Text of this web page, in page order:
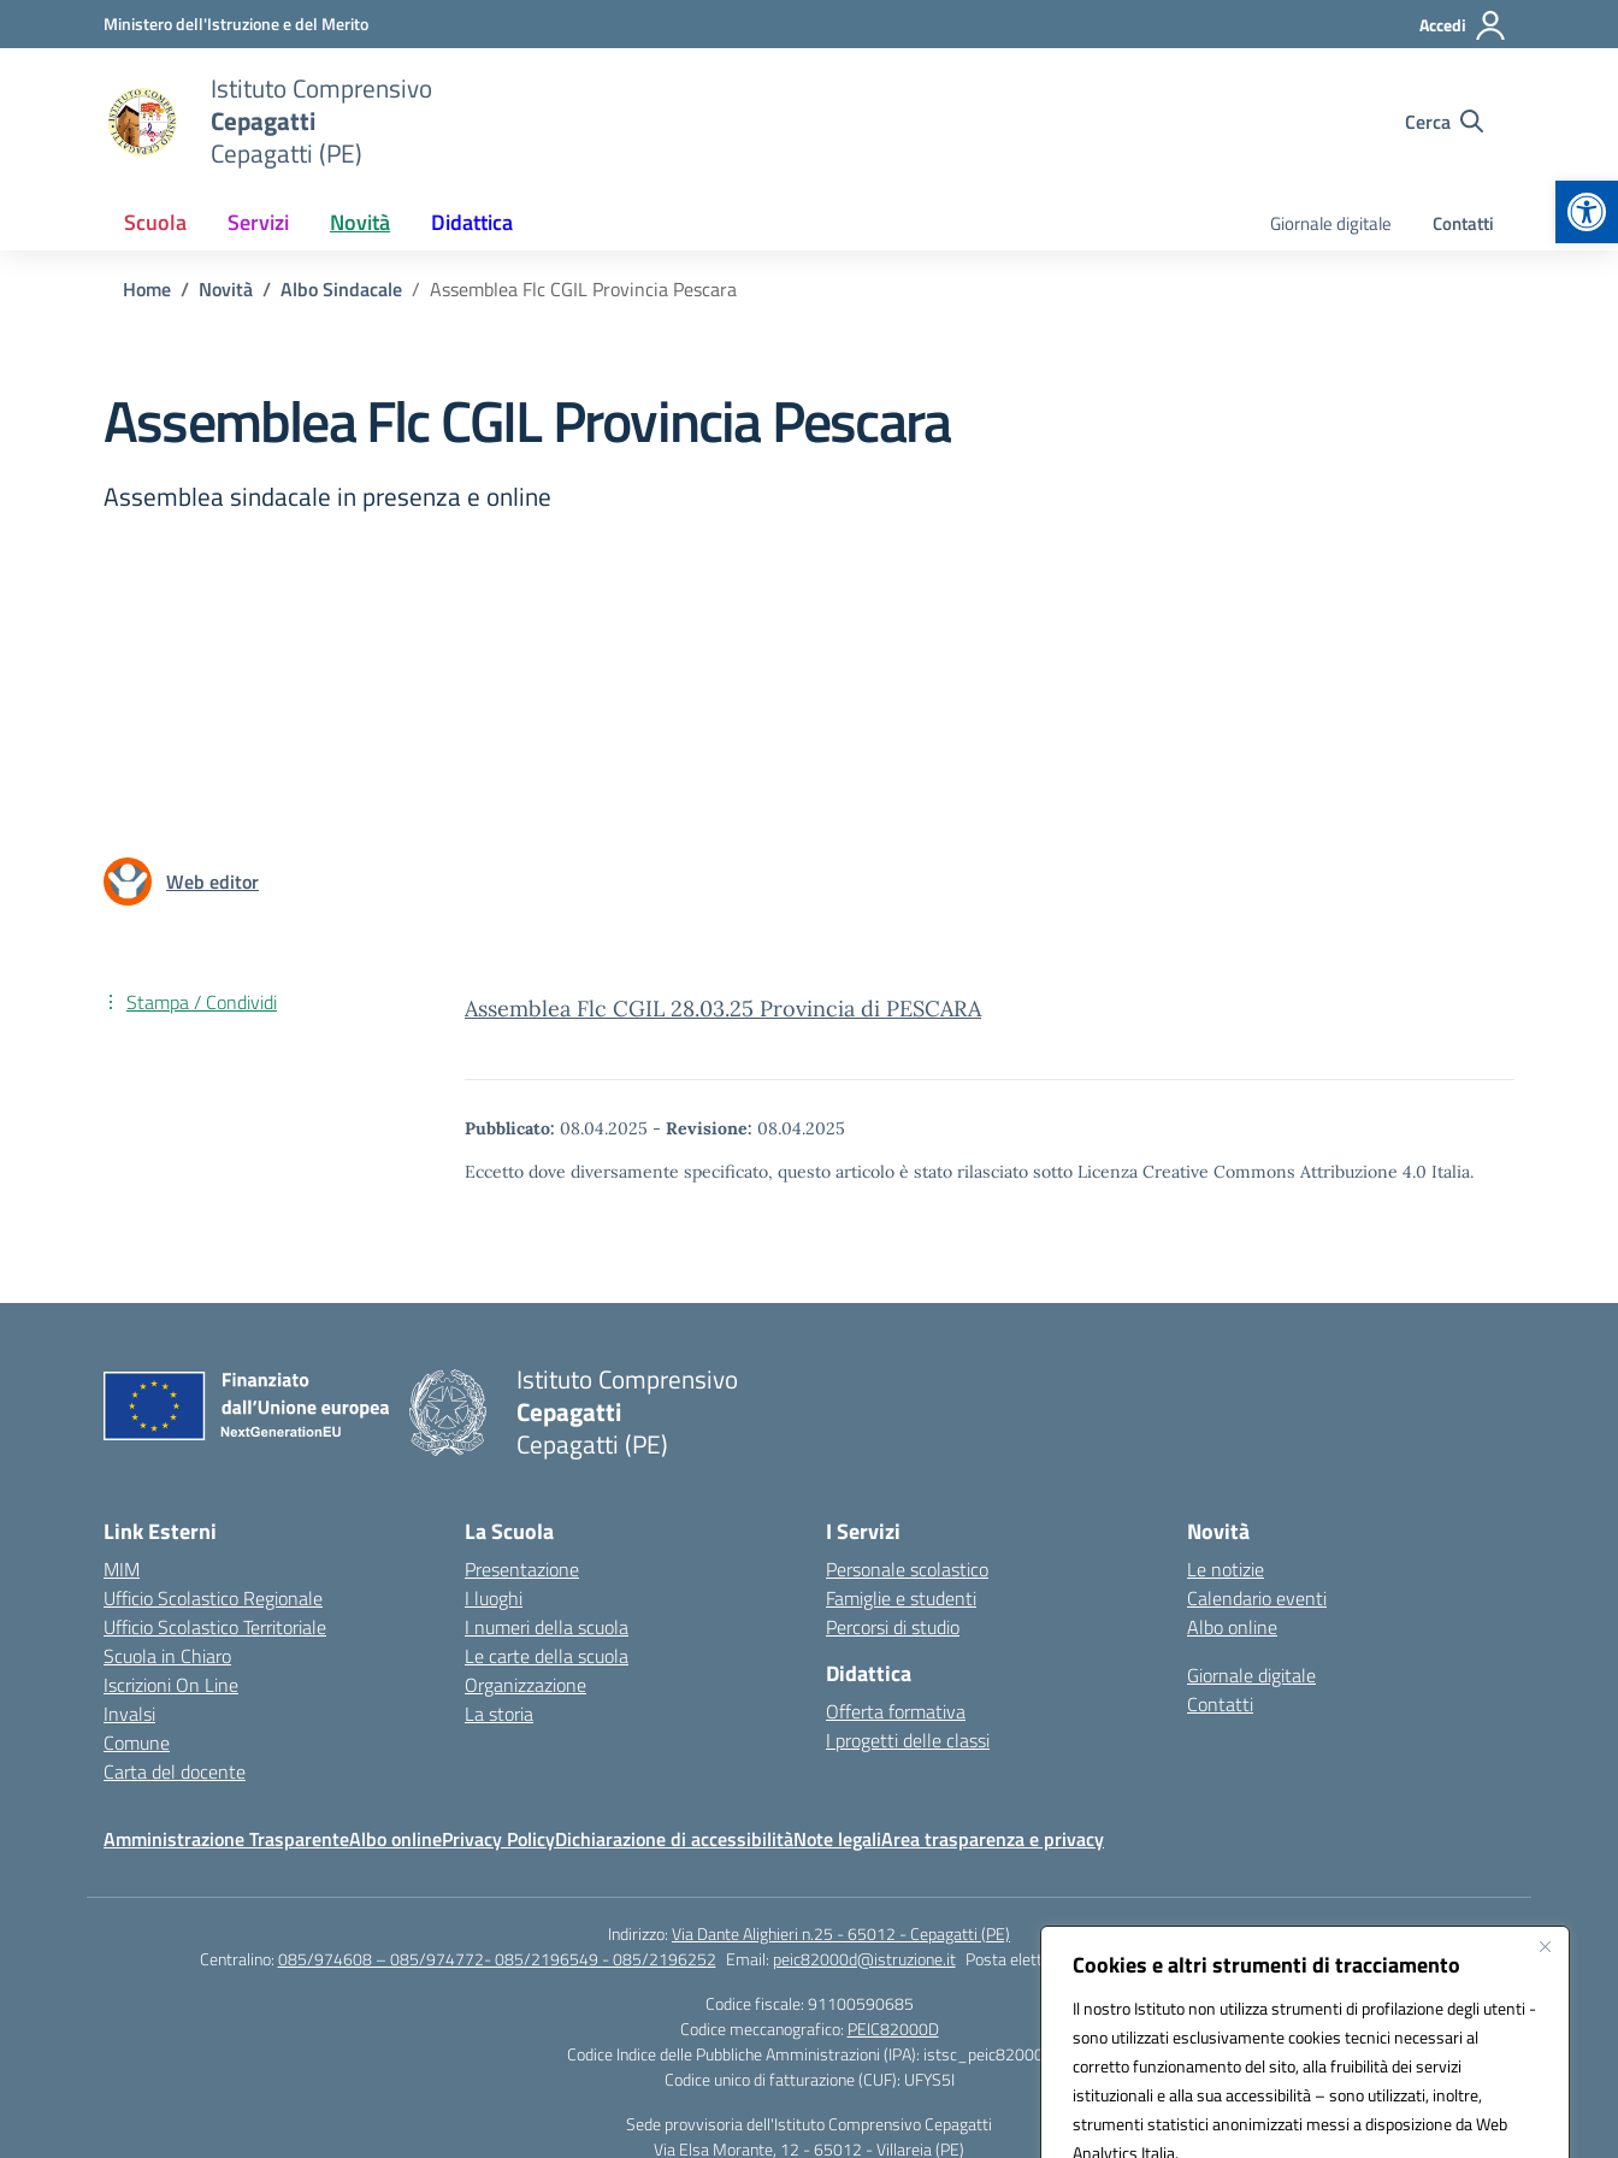
Cookies e altri strumenti di tracciamento
Il nostro Istituto non utilizza strumenti di profilazione degli utenti -
sono utilizzati esclusivamente cookies tecnici necessari al
corretto funzionamento del sito, alla fruibilità dei servizi
istituzionali e alla sua accessibilità – sono utilizzati, inoltre,
strumenti statistici anonimizzati messi a disposizione da Web
Analytics Italia.
Vai ai contenuti
Vai al menu di navigazioneMinistero dell'Istruzione e del Merito Accedi
Istituto Comprensivo
Cepagatti
Cepagatti (PE)
Cerca
Scuola Servizi Novità Didattica Giornale digitale Contatti
Home Novità Albo Sindacale Assemblea Flc CGIL Provincia Pescara
Assemblea Flc CGIL Provincia Pescara
Assemblea sindacale in presenza e online
Web editor
Assemblea Flc CGIL 28.03.25 Provincia di PESCARA
Pubblicato: 08.04.2025 - Revisione: 08.04.2025
Eccetto dove diversamente specificato, questo articolo è stato rilasciato sotto Licenza Creative Commons Attribuzione 4.0 Italia.
Stampa / Condividi
Istituto Comprensivo
Cepagatti
Cepagatti (PE)
Link Esterni
MIM
Ufficio Scolastico Regionale
Ufficio Scolastico Territoriale
Scuola in Chiaro
Iscrizioni On Line
Invalsi
Comune
Carta del docente
La Scuola
Presentazione
I luoghi
I numeri della scuola
Le carte della scuola
Organizzazione
La storia
I Servizi
Personale scolastico
Famiglie e studenti
Percorsi di studio
Didattica
Offerta formativa
I progetti delle classi
Novità
Le notizie
Calendario eventi
Albo online
Giornale digitale
Contatti
Amministrazione TrasparenteAlbo onlinePrivacy PolicyDichiarazione di accessibilitàNote legaliArea trasparenza e privacy
Indirizzo:Via Dante Alighieri n.25 - 65012 - Cepagatti (PE)
Centralino:085/974608 – 085/974772- 085/2196549 - 085/2196252 Email: peic82000d@istruzione.it Posta elettronica certificata (PEC): peic82000d@pec.istruzione.it
Codice fiscale: 91100590685
Codice meccanografico: PEIC82000D
Codice Indice delle Pubbliche Amministrazioni (IPA): istsc_peic82000d
Codice unico di fatturazione (CUF): UFYS5I
Sede provvisoria dell'Istituto Comprensivo Cepagatti
Via Elsa Morante, 12 - 65012 - Villareia (PE)